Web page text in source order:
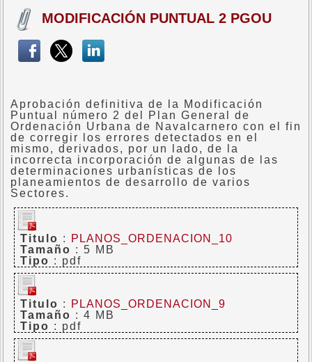
MODIFICACIÓN PUNTUAL 2 PGOU
Aprobación definitiva de la Modificación
Puntual número 2 del Plan General de
Ordenación Urbana de Navalcarnero con el fin
de corregir los errores detectados en el
mismo, derivados, por un lado, de la
incorrecta incorporación de algunas de las
determinaciones urbanísticas de los
planeamientos de desarrollo de varios
Sectores.
Titulo :
PLANOS_ORDENACION_10
Tamaño : 5 MB
Tipo : pdf
Titulo :
PLANOS_ORDENACION_9
Tamaño : 4 MB
Tipo : pdf